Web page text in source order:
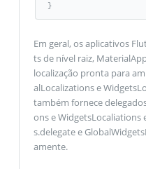
}
Em geral, os aplicativos
ts de nível raiz,
localização pronta para
alLocalizations e
também fornece
ons e WidgetsLocaliations
s.delegate e
amente.